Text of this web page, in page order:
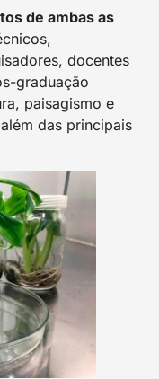
de ambas as
docentes
graduação
paisagismo e
das principais